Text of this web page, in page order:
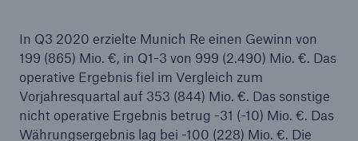
In Q3 2020 erzielte Munich Re einen Gewinn von
199 (865) Mio. €, in Q1-3 von 999 (2.490) Mio. €. Das
operative Ergebnis fiel im Vergleich zum
Vorjahresquartal auf 353 (844) Mio. €. Das sonstige
nicht operative Ergebnis betrug -31 (-10) Mio. €. Das
Währungsergebnis lag bei -100 (228) Mio. €. Die
Fakten
CLARA reduziert die Wartezeit bis zur
Leistungsentscheidung in der BU-